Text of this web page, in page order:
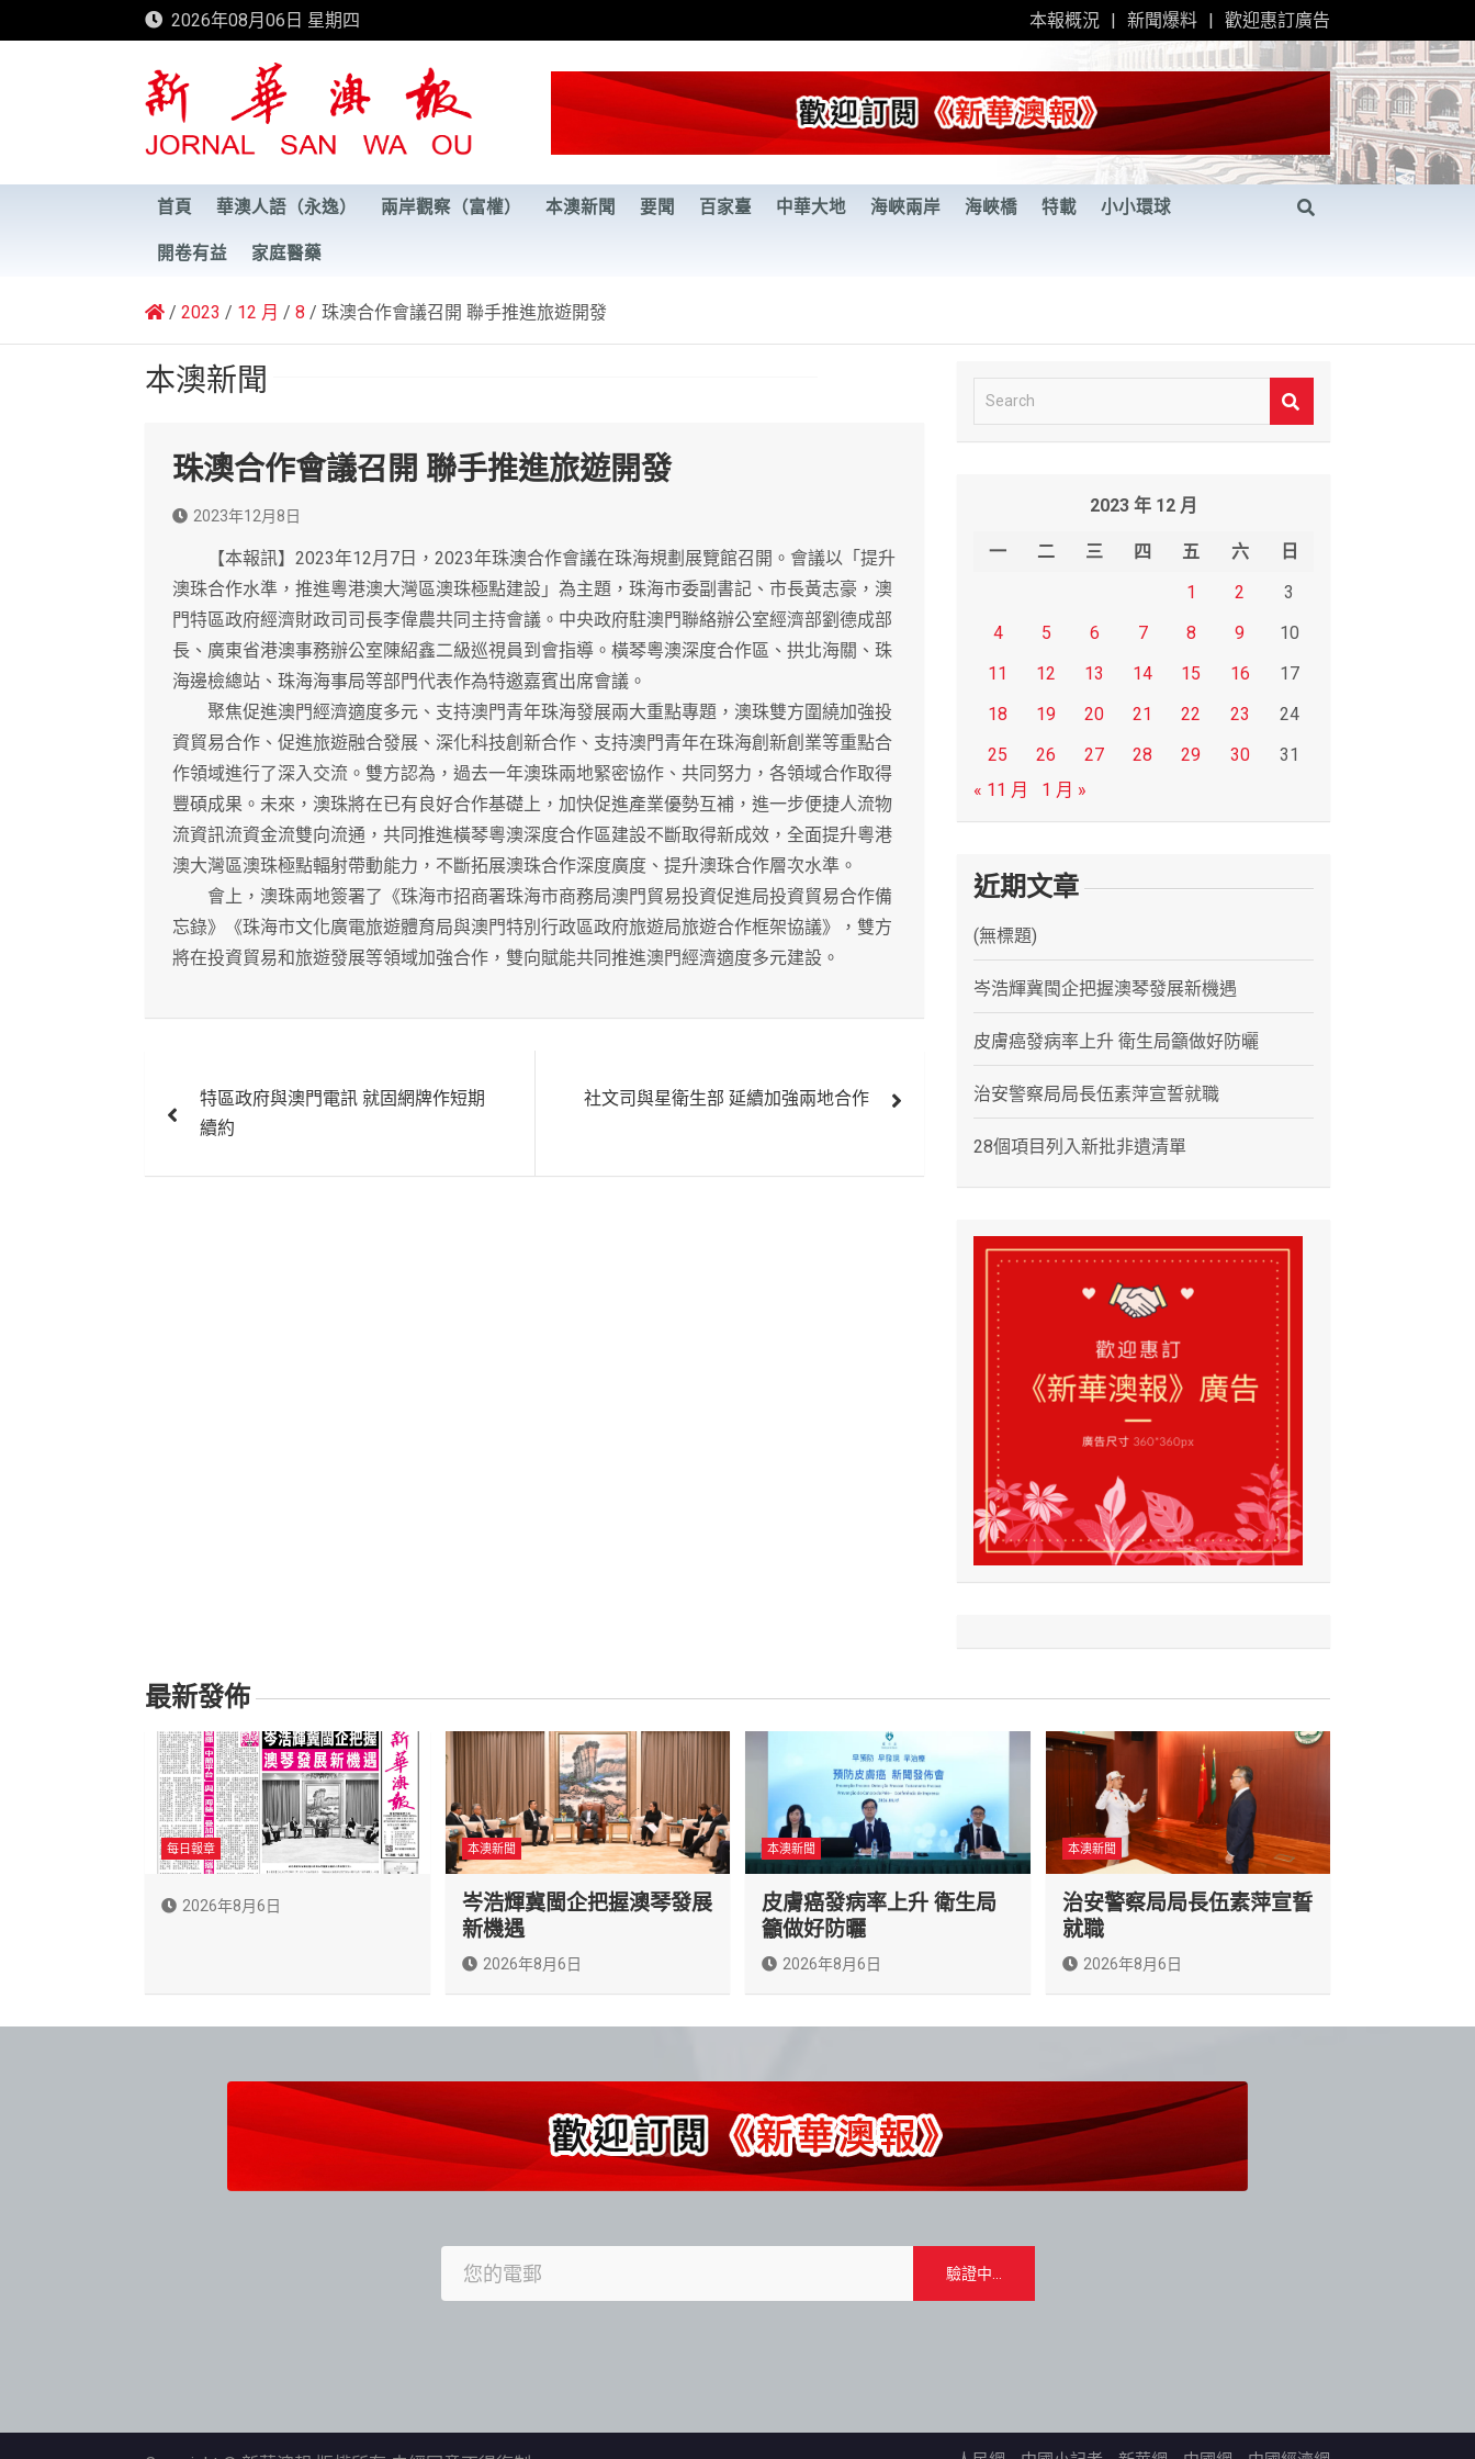
to
2026年08月06日 星期四 本報概況 新聞爆料 歡迎惠訂廣告
新華澳報
首頁 華澳人語（永逸） 兩岸觀察（富權） 本澳新聞 要聞 百家臺 中華大地 海峽兩岸 海峽橋 特載 小小環球
開卷有益 家庭醫藥
2023 12 月 8 珠澳合作會議召開 聯手推進旅遊開發
本澳新聞
珠澳合作會議召開 聯手推進旅遊開發
2023年12月8日
【本報訊】2023年12月7日，2023年珠澳合作會議在珠海規劃展覽館召開。會議以「提升
澳珠合作水準，推進粵港澳大灣區澳珠極點建設」為主題，珠海市委副書記、市長黃志豪，澳
門特區政府經濟財政司司長李偉農共同主持會議。中央政府駐澳門聯絡辦公室經濟部劉德成部
長、廣東省港澳事務辦公室陳紹鑫二級巡視員到會指導。橫琴粵澳深度合作區、拱北海關、珠
海邊檢總站、珠海海事局等部門代表作為特邀嘉賓出席會議。
聚焦促進澳門經濟適度多元、支持澳門青年珠海發展兩大重點專題，澳珠雙方圍繞加強投
資貿易合作、促進旅遊融合發展、深化科技創新合作、支持澳門青年在珠海創新創業等重點合
作領域進行了深入交流。雙方認為，過去一年澳珠兩地緊密協作、共同努力，各領域合作取得
豐碩成果。未來，澳珠將在已有良好合作基礎上，加快促進產業優勢互補，進一步便捷人流物
流資訊流資金流雙向流通，共同推進橫琴粵澳深度合作區建設不斷取得新成效，全面提升粵港
澳大灣區澳珠極點輻射帶動能力，不斷拓展澳珠合作深度廣度、提升澳珠合作層次水準。
會上，澳珠兩地簽署了《珠海市招商署珠海市商務局澳門貿易投資促進局投資貿易合作備
忘錄》《珠海市文化廣電旅遊體育局與澳門特別行政區政府旅遊局旅遊合作框架協議》，雙方
將在投資貿易和旅遊發展等領域加強合作，雙向賦能共同推進澳門經濟適度多元建設。
章
特區政府與澳門電訊 就固網牌作短期
續約
社文司與星衛生部 延續加強兩地合作
e
2023 年 12 月
一 二 三 四 五 六
日
1
2
3
4
5 6 7 8 9
10
11
12 13 14 15 16
17
18
19 20 21 22 23
24
25
26 27 28 29 30
31
« 11 月
1 月 »
近期文章
(無標題)
岑浩輝冀閩企把握澳琴發展新機遇
皮膚癌發病率上升 衛生局籲做好防曬
治安警察局局長伍素萍宣誓就職
28個項目列入新批非遺清單
最新發佈
每日報章
2026年8月6日
本澳新聞
岑浩輝冀閩企把握澳琴發展
新機遇
2026年8月6日
本澳新聞
皮膚癌發病率上升 衛生局
籲做好防曬
2026年8月6日
本澳新聞
治安警察局局長伍素萍宣誓
就職
2026年8月6日